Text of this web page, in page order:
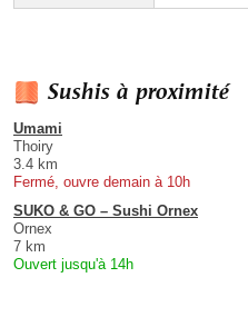
Sushis à proximité
Umami
Thoiry
3.4 km
Fermé, ouvre demain à 10h
SUKO & GO – Sushi Ornex
Ornex
7 km
Ouvert jusqu'à 14h